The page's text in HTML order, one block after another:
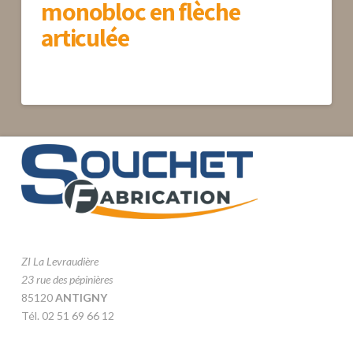
monobloc en flèche
articulée
ZI La Levraudière
23 rue des pépinières
85120ANTIGNY
Tél. 02 51 69 66 12